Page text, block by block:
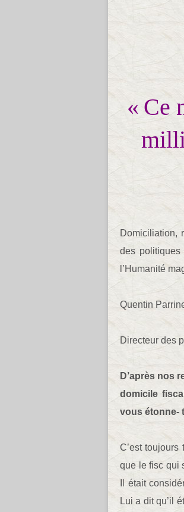
« Ce
Domiciliation,
des politiques
l’Humanité
Quentin
Directeur des
D’après nos
domicile
vous étonne-
C’est
que le fisc qui
Il était
Lui a dit qu’il